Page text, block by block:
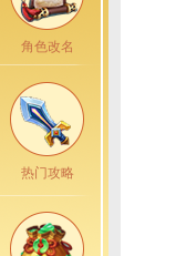
角色改名
热门攻略